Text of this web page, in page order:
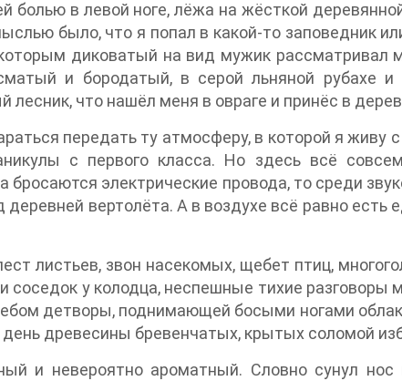
болью в левой ноге, лёжа на жёсткой
было, что я попал в какой-то заповедник
диковатый на вид мужик рассматривал
и бородатый, в серой льняной рубахе
что нашёл меня в овраге и принёс в
передать ту атмосферу, в которой я
с первого класса. Но здесь всё
бросаются электрические провода, то среди
вертолёта. А в воздухе всё равно есть
листьев, звон насекомых, щебет птиц,
соседок у колодца, неспешные тихие разговоры
детворы, поднимающей босыми ногами
древесины бревенчатых, крытых соломой
и невероятно ароматный. Словно сунул